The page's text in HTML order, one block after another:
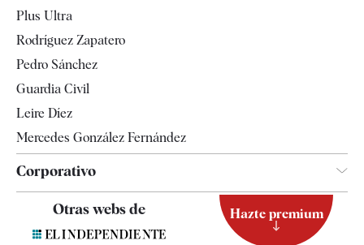
Televisión
Plus Ultra
Rodríguez Zapatero
Pedro Sánchez
Guardia Civil
Leire Díez
Mercedes González Fernández
Corporativo
Otras webs de Hazte premium